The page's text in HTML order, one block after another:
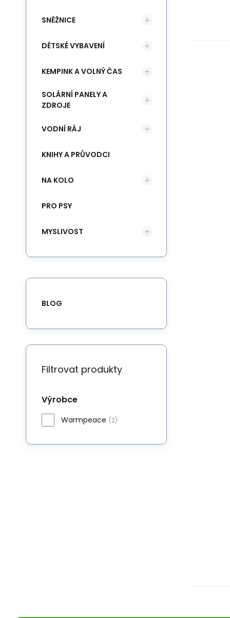
SNĚŽNICE
DĚTSKÉ VYBAVENÍ
KEMPINK A VOLNÝ ČAS
SOLÁRNÍ PANELY A
ZDROJE
VODNÍ RÁJ
KNIHY A PRŮVODCI
NA KOLO
PRO PSY
MYSLIVOST
BLOG
Filtrovat produkty
Výrobce
Warmpeace (2)